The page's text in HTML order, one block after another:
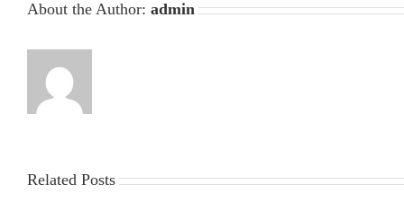
About the Author: admin
Related Posts